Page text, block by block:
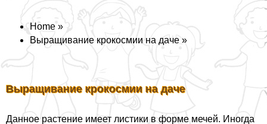
Home »
Выращивание крокосмии на даче »
Выращивание крокосмии на даче
Данное растение имеет листики в форме мечей. Иногда